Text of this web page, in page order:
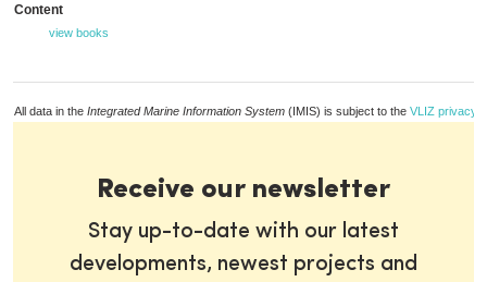
Content
view books
All data in the Integrated Marine Information System (IMIS) is subject to the VLIZ privacy
Receive our newsletter
Stay up-to-date with our latest
developments, newest projects and